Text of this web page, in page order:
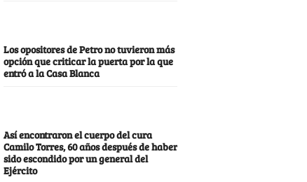
Los opositores de Petro no tuvieron más
opción que criticar la puerta por la que
entró a la Casa Blanca
Así encontraron el cuerpo del cura
Camilo Torres, 60 años después de haber
sido escondido por un general del
Ejército